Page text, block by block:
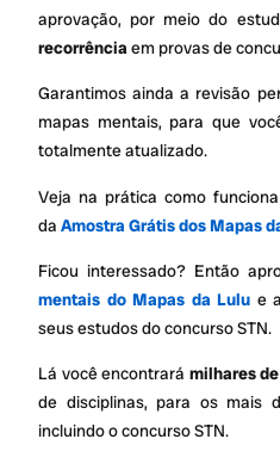
aprovação, por meio do
recorrênciaem provas de
Garantimos ainda a revisão
mapas mentais, para que
totalmente atualizado.
Veja na prática como
daAmostra Grátis dos Mapas
Ficou interessado? Então
mentais do Mapas da Lulu e
seus estudos do concurso STN.
Lá você encontrará milhares
de disciplinas, para os mais
incluindo o concurso STN.